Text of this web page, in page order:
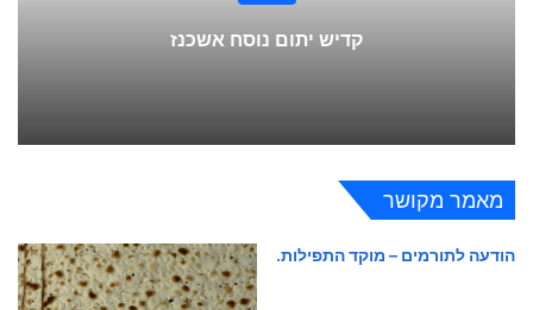
קדיש יתום נוסח אשכנז
מאמר מקושר
הודעה לתורמים – מוקד התפילות.